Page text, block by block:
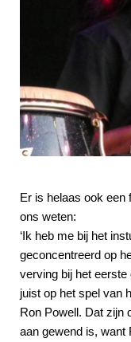
Er is helaas ook een
ons weten:
‘Ik heb me bij het
geconcentreerd op
verving bij het
juist op het spel van
Ron Powell. Dat zijn
aan gewend is, want